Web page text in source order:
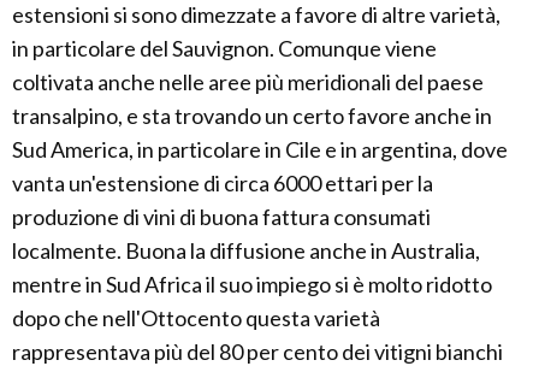
estensioni si sono dimezzate a favore di altre varietà,
in particolare del Sauvignon. Comunque viene
coltivata anche nelle aree più meridionali del paese
transalpino, e sta trovando un certo favore anche in
Sud America, in particolare in Cile e in argentina, dove
vanta un'estensione di circa 6000 ettari per la
produzione di vini di buona fattura consumati
localmente. Buona la diffusione anche in Australia,
mentre in Sud Africa il suo impiego si è molto ridotto
dopo che nell'Ottocento questa varietà
rappresentava più del 80 per cento dei vitigni bianchi